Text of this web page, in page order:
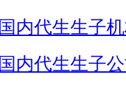
国内代生生子
国内代生生子公